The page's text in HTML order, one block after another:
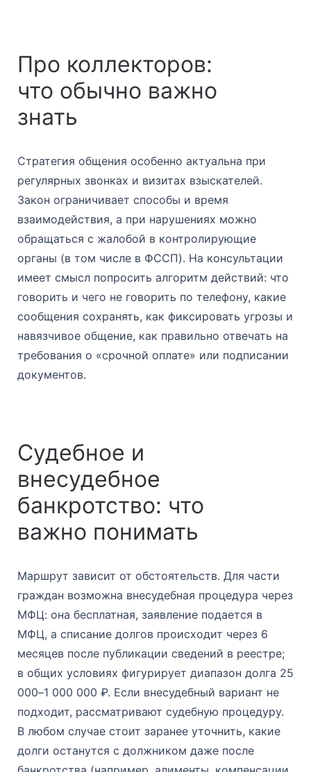
Про коллекторов:
что обычно важно
знать
Стратегия общения особенно актуальна при
регулярных звонках и визитах взыскателей.
Закон ограничивает способы и время
взаимодействия, а при нарушениях можно
обращаться с жалобой в контролирующие
органы (в том числе в ФССП). На консультации
имеет смысл попросить алгоритм действий: что
говорить и чего не говорить по телефону, какие
сообщения сохранять, как фиксировать угрозы и
навязчивое общение, как правильно отвечать на
требования о «срочной оплате» или подписании
документов.
Судебное и
внесудебное
банкротство: что
важно понимать
Маршрут зависит от обстоятельств. Для части
граждан возможна внесудебная процедура через
МФЦ: она бесплатная, заявление подается в
МФЦ, а списание долгов происходит через 6
месяцев после публикации сведений в реестре;
в общих условиях фигурирует диапазон долга 25
000–1 000 000 ₽. Если внесудебный вариант не
подходит, рассматривают судебную процедуру.
В любом случае стоит заранее уточнить, какие
долги останутся с должником даже после